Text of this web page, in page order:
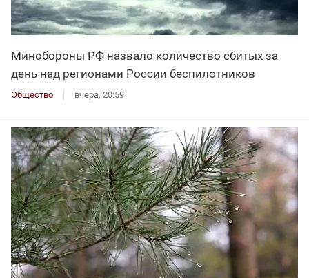
Минобороны РФ назвало количество сбитых за
день над регионами России беспилотников
Общество вчера, 20:59